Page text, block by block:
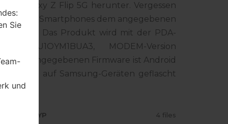
Galaxy Z Flip 5G herunter. Vergessen
Ihres Smartphones dem angegebenen
für USA. Das Produkt wird mit der PDA-
MODEM-Version
der angegebenen Firmware ist Android
auf Samsung-Geräten geflascht
TYP 4 files
Sie
und